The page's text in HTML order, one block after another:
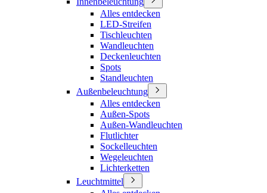
Alles entdecken
LED-Streifen
Tischleuchten
Wandleuchten
Deckenleuchten
Spots
Standleuchten
Außenbeleuchtung
Alles entdecken
Außen-Spots
Außen-Wandleuchten
Flutlichter
Sockelleuchten
Wegeleuchten
Lichterketten
Leuchtmittel